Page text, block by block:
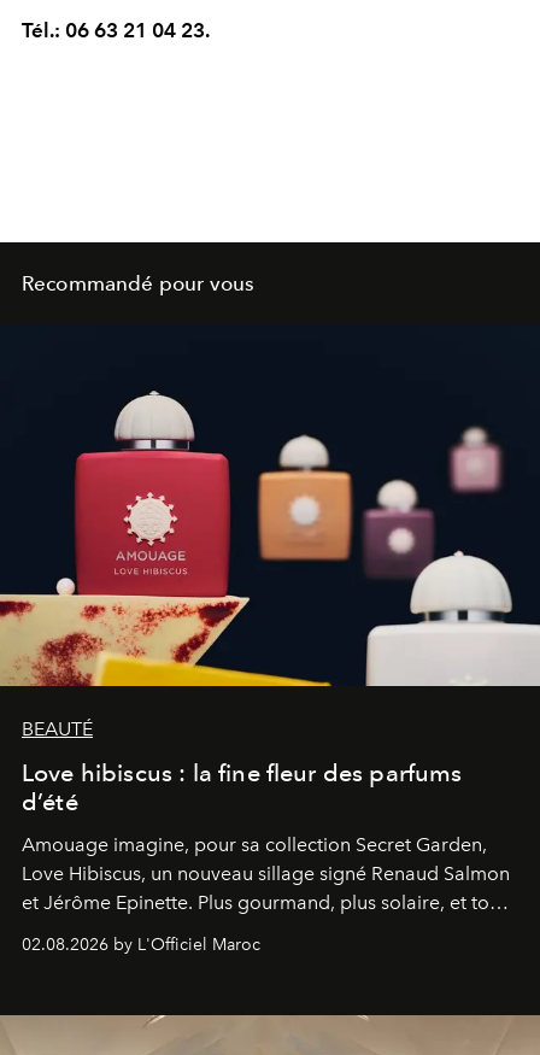
Tél.: 06 63 21 04 23.
Recommandé pour vous
BEAUTÉ
Love hibiscus : la fine fleur des parfums
d’été
Amouage imagine, pour sa collection Secret Garden,
Love Hibiscus, un nouveau sillage signé Renaud Salmon
et Jérôme Epinette. Plus gourmand, plus solaire, et tout
à fait irrésistible.
02.08.2026 by L'Officiel Maroc